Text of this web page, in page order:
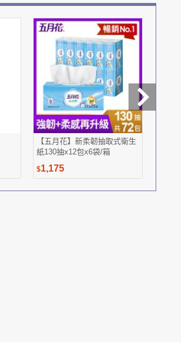
【五月花】新柔韌抽取式衛生
紙130抽x12包x6袋/箱
$1,175